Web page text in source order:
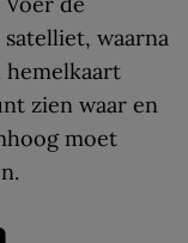
waarna
hemelkaart
zien waar en
moet